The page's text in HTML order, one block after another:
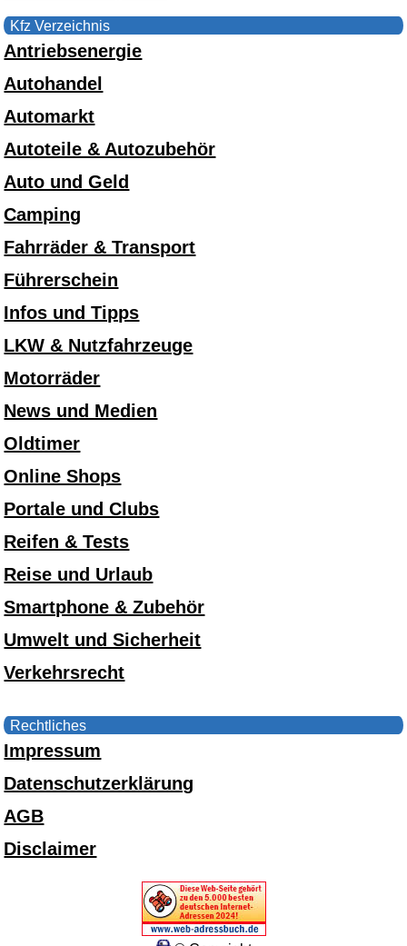
Kfz Verzeichnis
Antriebsenergie
Autohandel
Automarkt
Autoteile & Autozubehör
Auto und Geld
Camping
Fahrräder & Transport
Führerschein
Infos und Tipps
LKW & Nutzfahrzeuge
Motorräder
News und Medien
Oldtimer
Online Shops
Portale und Clubs
Reifen & Tests
Reise und Urlaub
Smartphone & Zubehör
Umwelt und Sicherheit
Verkehrsrecht
Rechtliches
Impressum
Datenschutzerklärung
AGB
Disclaimer